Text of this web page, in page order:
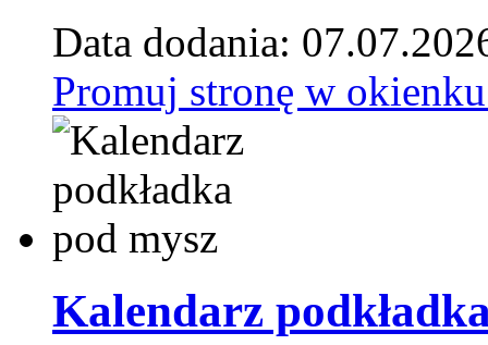
Data dodania:
Promuj stronę w
Kalendarz